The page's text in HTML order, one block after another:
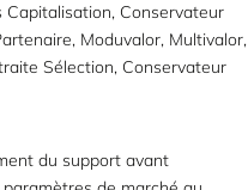
Conservateur
Moduvalor, Multivalor,
Sélection, Conservateur
du support avant